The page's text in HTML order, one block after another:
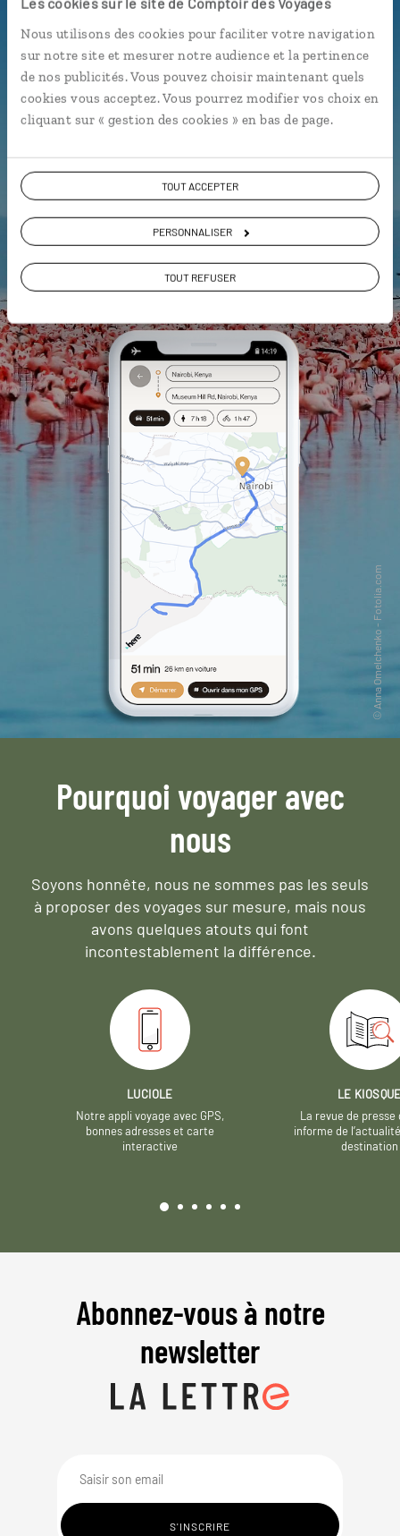
Nous utilisons des cookies pour faciliter votre navigation
sur notre site et mesurer notre audience et la pertinence
de nos publicités. Vous pouvez choisir maintenant quels
cookies vous acceptez. Vous pourrez modifier vos choix en
cliquant sur « gestion des cookies » en bas de page.
TOUT ACCEPTER
PERSONNALISER
TOUT REFUSER
L’itinéraire vers votre camp de
toile en 1 clic
Notre sélection des plus belles
plages
L’album souvenirs à composer
vous-même
DÉCOUVRIR LUCIOLE
Pourquoi voyager avec
nous
Soyons honnête, nous ne sommes pas les seuls
à proposer des voyages sur mesure, mais nous
avons quelques atouts qui font
incontestablement la différence.
LUCIOLE
Notre appli voyage avec GPS,
bonnes adresses et carte
interactive
LE
La revue de presse
informe de
destination
Abonnez-vous à notre
newsletter